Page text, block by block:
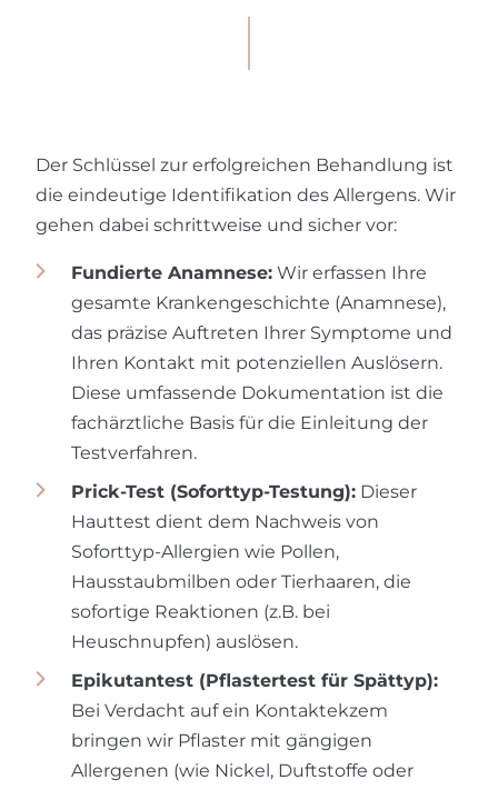
Der Schlüssel zur erfolgreichen Behandlung ist
die eindeutige Identifikation des Allergens. Wir
gehen dabei schrittweise und sicher vor:
Fundierte Anamnese: Wir erfassen Ihre
gesamte Krankengeschichte (Anamnese),
das präzise Auftreten Ihrer Symptome und
Ihren Kontakt mit potenziellen Auslösern.
Diese umfassende Dokumentation ist die
fachärztliche Basis für die Einleitung der
Testverfahren.
Prick-Test (Soforttyp-Testung): Dieser
Hauttest dient dem Nachweis von
Soforttyp-Allergien wie Pollen,
Hausstaubmilben oder Tierhaaren, die
sofortige Reaktionen (z.B. bei
Heuschnupfen) auslösen.
Epikutantest (Pflastertest für Spättyp):
Bei Verdacht auf ein Kontaktekzem
bringen wir Pflaster mit gängigen
Allergenen (wie Nickel, Duftstoffe oder